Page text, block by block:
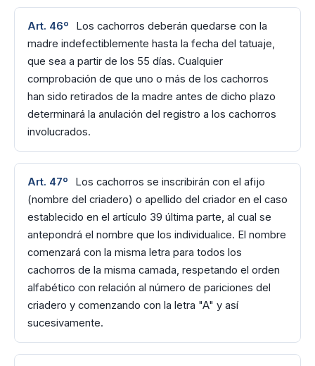
Art. 46º
Los cachorros deberán quedarse con la
madre indefectiblemente hasta la fecha del tatuaje,
que sea a partir de los 55 días. Cualquier
comprobación de que uno o más de los cachorros
han sido retirados de la madre antes de dicho plazo
determinará la anulación del registro a los cachorros
involucrados.
Art. 47º
Los cachorros se inscribirán con el afijo
(nombre del criadero) o apellido del criador en el caso
establecido en el artículo 39 última parte, al cual se
antepondrá el nombre que los individualice. El nombre
comenzará con la misma letra para todos los
cachorros de la misma camada, respetando el orden
alfabético con relación al número de pariciones del
criadero y comenzando con la letra "A" y así
sucesivamente.